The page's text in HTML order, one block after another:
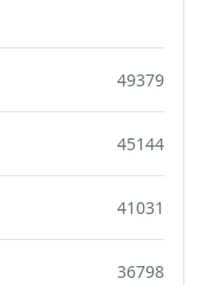
49379
45144
41031
36798